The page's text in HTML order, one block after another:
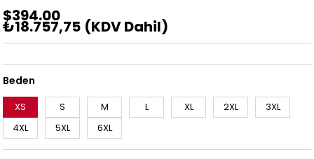
$394.00
₺18.757,75 (KDV Dahil)
Beden
XS S M L XL 2XL
3XL
4XL
5XL 6XL